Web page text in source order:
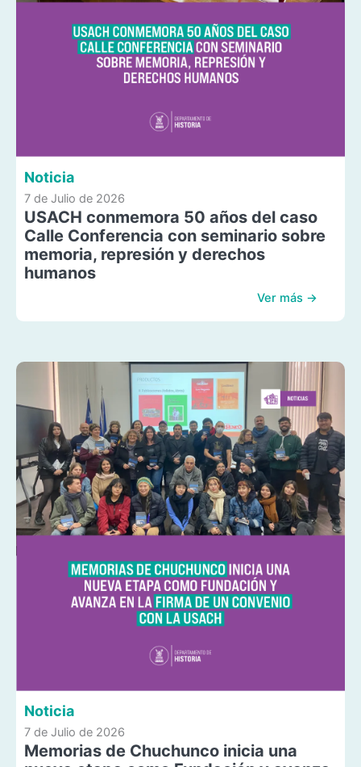
Noticia
7 de Julio de 2026
USACH conmemora 50 años del caso
Calle Conferencia con seminario sobre
memoria, represión y derechos
humanos
Ver más →
Noticia
7 de Julio de 2026
Memorias de Chuchunco inicia una